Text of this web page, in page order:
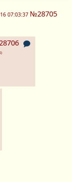
07:03:37 №28705
)